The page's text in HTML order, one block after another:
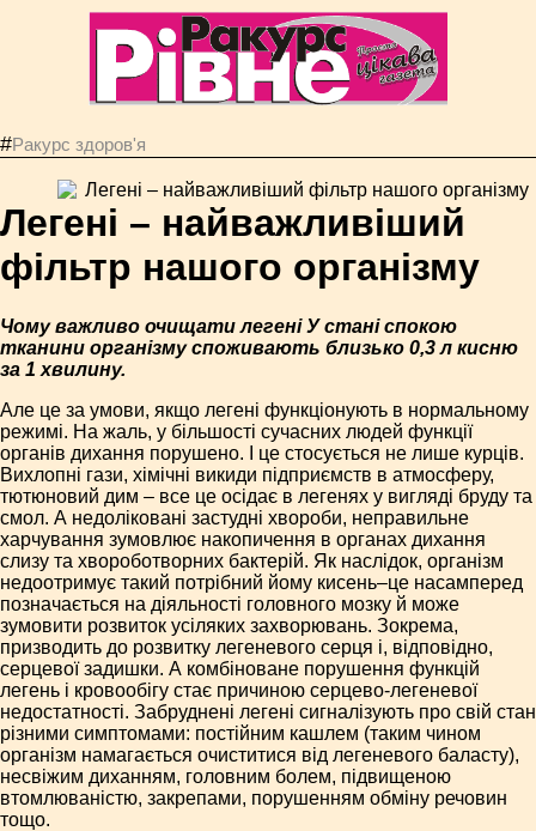
#Ракурс здоров'я
Легені – найважливіший
фільтр нашого організму
Чому важливо очищати легені У стані спокою
тканини організму споживають близько 0,3 л кисню
за 1 хвилину.
Але це за умови, якщо легені функціонують в нормальному
режимі. На жаль, у більшості сучасних людей функції
органів дихання порушено. І це стосується не лише курців.
Вихлопні гази, хімічні викиди підприємств в атмосферу,
тютюновий дим – все це осідає в легенях у вигляді бруду та
смол. А недоліковані застудні хвороби, неправильне
харчування зумовлює накопичення в органах дихання
слизу та хвороботворних бактерій. Як наслідок, організм
недоотримує такий потрібний йому кисень–це насамперед
позначається на діяльності головного мозку й може
зумовити розвиток усіляких захворювань. Зокрема,
призводить до розвитку легеневого серця і, відповідно,
серцевої задишки. А комбіноване порушення функцій
легень і кровообігу стає причиною серцево-легеневої
недостатності. Забруднені легені сигналізують про свій стан
різними симптомами: постійним кашлем (таким чином
організм намагається очиститися від легеневого баласту),
несвіжим диханням, головним болем, підвищеною
втомлюваністю, закрепами, порушенням обміну речовин
тощо.